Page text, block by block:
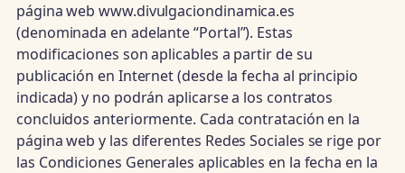
página web www.divulgaciondinamica.es
(denominada en adelante “Portal”). Estas
modificaciones son aplicables a partir de su
publicación en Internet (desde la fecha al principio
indicada) y no podrán aplicarse a los contratos
concluidos anteriormente. Cada contratación en la
página web y las diferentes Redes Sociales se rige por
las Condiciones Generales aplicables en la fecha en la